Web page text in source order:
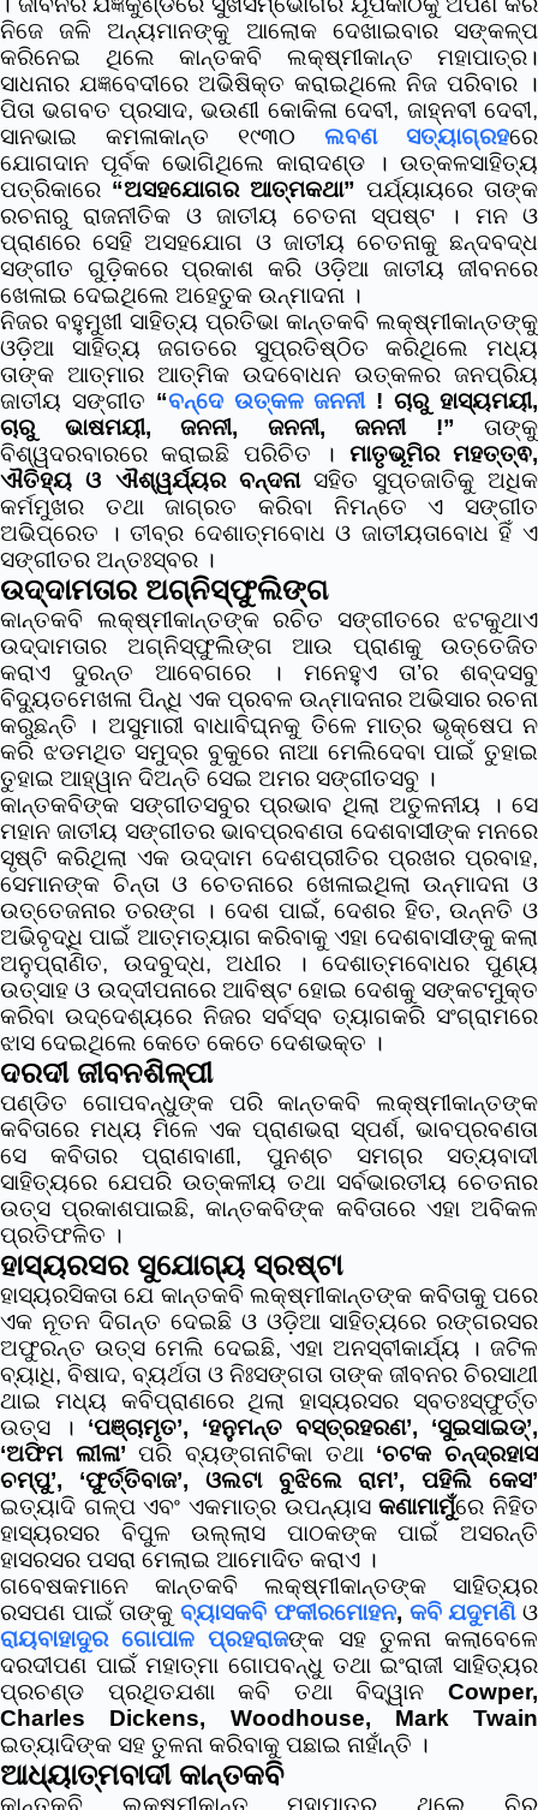
ନିଜେ ଜଳି ଅନ୍ୟମାନଙ୍କୁ ଆଲୋକ ଦେଖାଇବାର ସଙ୍କଳ୍ପ
କରିନେଇ ଥିଲେ କାନ୍ତକବି ଲକ୍ଷ୍ମୀକାନ୍ତ ମହାପାତ୍ର।
ସାଧନାର ଯଜ୍ଞବେଦୀରେ ଅଭିଷିକ୍ତ କରାଇଥିଲେ ନିଜ ପରିବାର ।
ପିତା ଭଗବତ ପ୍ରସାଦ, ଭଉଣୀ କୋକିଳା ଦେବୀ, ଜାହ୍ନବୀ ଦେବୀ,
ସାନଭାଇ କମଳାକାନ୍ତ ୧୯୩୦ ଲବଣ ସତ୍ୟାଗ୍ରହରେ
ଯୋଗଦାନ ପୂର୍ବକ ଭୋଗିଥିଲେ କାରାଦଣ୍ଡ । ଉତ୍କଳସାହିତ୍ୟ
ପତ୍ରିକାରେ “ଅସହଯୋଗର ଆତ୍ମକଥା” ପର୍ଯ୍ୟାୟରେ ତାଙ୍କ
ରଚନାରୁ ରାଜନୀତିକ ଓ ଜାତୀୟ ଚେତନା ସ୍ପଷ୍ଟ । ମନ ଓ
ପ୍ରାଣରେ ସେହି ଅସହଯୋଗ ଓ ଜାତୀୟ ଚେତନାକୁ ଛନ୍ଦବଦ୍ଧ
ସଙ୍ଗୀତ ଗୁଡ଼ିକରେ ପ୍ରକାଶ କରି ଓଡ଼ିଆ ଜାତୀୟ ଜୀବନରେ
ଖେଳାଇ ଦେଇଥିଲେ ଅହେତୁକ ଉନ୍ମାଦନା ।
ନିଜର ବହୁମୁଖୀ ସାହିତ୍ୟ ପ୍ରତିଭା କାନ୍ତକବି ଲକ୍ଷ୍ମୀକାନ୍ତଙ୍କୁ
ଓଡ଼ିଆ ସାହିତ୍ୟ ଜଗତରେ ସୁପ୍ରତିଷ୍ଠିତ କରିଥିଲେ ମଧ୍ୟ
ତାଙ୍କ ଆତ୍ମାର ଆତ୍ମିକ ଉଦବୋଧନ ଉତ୍କଳର ଜନପ୍ରିୟ
ଜାତୀୟ ସଙ୍ଗୀତ “ବନ୍ଦେ ଉତ୍କଳ ଜନନୀ! ଚାରୁ ହାସ୍ୟମୟୀ,
ଚାରୁ ଭାଷମୟୀ, ଜନନୀ, ଜନନୀ, ଜନନୀ !” ତାଙ୍କୁ
ବିଶ୍ୱଦରବାରରେ କରାଇଛି ପରିଚିତ । ମାତୃଭୂମିର ମହତ୍ତ୍ଵ,
ଐତିହ୍ୟ ଓ ଐଶ୍ୱର୍ଯ୍ୟର ବନ୍ଦନାସହିତ ସୁପ୍ତଜାତିକୁ ଅଧିକ
କର୍ମମୁଖର ତଥା ଜାଗ୍ରତ କରିବା ନିମନ୍ତେ ଏ ସଙ୍ଗୀତ
ଅଭିପ୍ରେତ । ତୀବ୍ର ଦେଶାତ୍ମବୋଧ ଓ ଜାତୀୟତାବୋଧ ହିଁ ଏ
ସଙ୍ଗୀତର ଅନ୍ତଃସ୍ବର ।
ଉଦ୍ଦାମତାର ଅଗ୍ନିସ୍ଫୁଲିଙ୍ଗ
କାନ୍ତକବି ଲକ୍ଷ୍ମୀକାନ୍ତଙ୍କ ରଚିତ ସଙ୍ଗୀତରେ ଝଟକୁଥାଏ
ଉଦ୍ଦାମତାର ଅଗ୍ନିସ୍ଫୁଲିଙ୍ଗ ଆଉ ପ୍ରାଣକୁ ଉତ୍ତେଜିତ
କରାଏ ଦୁରନ୍ତ ଆବେଗରେ । ମନେହୁଏ ତା’ର ଶବ୍ଦସବୁ
ବିଦ୍ୟୁତମେଖଳା ପିନ୍ଧି ଏକ ପ୍ରବଳ ଉନ୍ମାଦନାର ଅଭିସାର ରଚନା
କରୁଛନ୍ତି । ଅସୁମାରୀ ବାଧାବିଘ୍ନକୁ ତିଳେ ମାତ୍ର ଭୃକ୍ଷେପ ନ
କରି ଝଡମଥିତ ସମୁଦ୍ର ବୁକୁରେ ନାଆ ମେଲିଦେବା ପାଇଁ ତୁହାଇ
ତୁହାଇ ଆହ୍ୱାନ ଦିଅନ୍ତି ସେଇ ଅମର ସଙ୍ଗୀତସବୁ ।
କାନ୍ତକବିଙ୍କ ସଙ୍ଗୀତସବୁର ପ୍ରଭାବ ଥିଲା ଅତୁଳନୀୟ । ସେ
ମହାନ ଜାତୀୟ ସଙ୍ଗୀତର ଭାବପ୍ରବଣତା ଦେଶବାସୀଙ୍କ ମନରେ
ସୃଷ୍ଟି କରିଥିଲା ଏକ ଉଦ୍ଦାମ ଦେଶପ୍ରୀତିର ପ୍ରଖର ପ୍ରବାହ,
ସେମାନଙ୍କ ଚିନ୍ତା ଓ ଚେତନାରେ ଖେଳାଇଥିଲା ଉନ୍ମାଦନା ଓ
ଉତ୍ତେଜନାର ତରଙ୍ଗ । ଦେଶ ପାଇଁ, ଦେଶର ହିତ, ଉନ୍ନତି ଓ
ଅଭିବୃଦ୍ଧି ପାଇଁ ଆତ୍ମତ୍ୟାଗ କରିବାକୁ ଏହା ଦେଶବାସୀଙ୍କୁ କଲା
ଅନୁପ୍ରାଣିତ, ଉଦବୁଦ୍ଧ, ଅଧୀର । ଦେଶାତ୍ମବୋଧର ପୁଣ୍ୟ
ଉତ୍ସାହ ଓ ଉଦ୍ଦୀପନାରେ ଆବିଷ୍ଟ ହୋଇ ଦେଶକୁ ସଙ୍କଟମୁକ୍ତ
କରିବା ଉଦ୍ଦେଶ୍ୟରେ ନିଜର ସର୍ବସ୍ବ ତ୍ୟାଗକରି ସଂଗ୍ରାମରେ
ଝାସ ଦେଇଥିଲେ କେତେ କେତେ ଦେଶଭକ୍ତ ।
ଦରଦୀ ଜୀବନଶିଳ୍ପୀ
ପଣ୍ଡିତ ଗୋପବନ୍ଧୁଙ୍କ ପରି କାନ୍ତକବି ଲକ୍ଷ୍ମୀକାନ୍ତଙ୍କ
କବିତାରେ ମଧ୍ୟ ମିଳେ ଏକ ପ୍ରାଣଭରା ସ୍ପର୍ଶ, ଭାବପ୍ରବଣତା
ସେ କବିତାର ପ୍ରାଣବାଣୀ, ପୁନଶ୍ଚ ସମଗ୍ର ସତ୍ୟବାଦୀ
ସାହିତ୍ୟରେ ଯେପରି ଉତ୍କଳୀୟ ତଥା ସର୍ବଭାରତୀୟ ଚେତନାର
ଉତ୍ସ ପ୍ରକାଶପାଇଛି, କାନ୍ତକବିଙ୍କ କବିତାରେ ଏହା ଅବିକଳ
ପ୍ରତିଫଳିତ ।
ହାସ୍ୟରସର ସୁଯୋଗ୍ୟ ସ୍ରଷ୍ଟା
ହାସ୍ୟରସିକତା ଯେ କାନ୍ତକବି ଲକ୍ଷ୍ମୀକାନ୍ତଙ୍କ କବିତାକୁ ପରେ
ଏକ ନୂତନ ଦିଗନ୍ତ ଦେଇଛି ଓ ଓଡ଼ିଆ ସାହିତ୍ୟରେ ରଙ୍ଗରସର
ଅଫୁରନ୍ତ ଉତ୍ସ ମେଲି ଦେଇଛି, ଏହା ଅନସ୍ବୀକାର୍ଯ୍ୟ । ଜଟିଳ
ବ୍ୟାଧି, ବିଷାଦ, ବ୍ୟର୍ଥତା ଓ ନିଃସଙ୍ଗତା ତାଙ୍କ ଜୀବନର ଚିରସାଥୀ
ଥାଇ ମଧ୍ୟ କବିପ୍ରାଣରେ ଥିଲା ହାସ୍ୟରସର ସ୍ବତଃସ୍ଫୁର୍ତ୍ତ
ଉତ୍ସ । ‘ପଞ୍ଚାମୃତ’, ‘ହନୁମନ୍ତ ବସ୍ତ୍ରହରଣ’, ‘ସୁଇସାଇଡ୍’,
‘ଅଫିମ ଲୀଳା’ ପରି ବ୍ୟଙ୍ଗନାଟିକା ତଥା ‘ଚଟକ ଚନ୍ଦ୍ରହାସ
ଚମ୍ପୁ’, ‘ଫୁର୍ତ୍ତିବାଜ’, ଓଲଟା ବୁଝିଲେ ରାମ’, ପହିଲି କେସ’
ଇତ୍ୟାଦି ଗଳ୍ପ ଏବଂ ଏକମାତ୍ର ଉପନ୍ୟାସକଣାମାମୁଁରେ ନିହିତ
ହାସ୍ୟରସର ବିପୁଳ ଉଲ୍ଲାସ ପାଠକଙ୍କ ପାଇଁ ଅସରନ୍ତି
ହାସରସର ପସରା ମେଲାଇ ଆମୋଦିତ କରାଏ ।
ଗବେଷକମାନେ କାନ୍ତକବି ଲକ୍ଷ୍ମୀକାନ୍ତଙ୍କ ସାହିତ୍ୟର
ରସପଣ ପାଇଁ ତାଙ୍କୁବ୍ୟାସକବି ଫକୀରମୋହନ, କବି ଯଦୁମଣିଓ
ରାୟବାହାଦୁର ଗୋପାଳ ପ୍ରହରାଜଙ୍କ ସହ ତୁଳନା କଲାବେଳେ
ଦରଦୀପଣ ପାଇଁ ମହାତ୍ମା ଗୋପବନ୍ଧୁ ତଥା ଇଂରାଜୀ ସାହିତ୍ୟର
ପ୍ରଚଣ୍ଡ ପ୍ରଥିତଯଶା କବି ତଥା ବିଦ୍ୱାନ Cowper,
Charles Dickens, Woodhouse, Mark Twain
ଇତ୍ୟାଦିଙ୍କ ସହ ତୁଳନା କରିବାକୁ ପଛାଇ ନାହାଁନ୍ତି ।
ଆଧ୍ୟାତ୍ମବାଦୀ କାନ୍ତକବି
କାନ୍ତକବି ଲକ୍ଷ୍ମୀକାନ୍ତ ମହାପାତ୍ର ଥିଲେ ଚିର